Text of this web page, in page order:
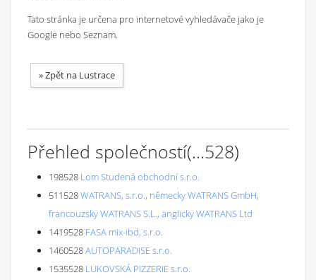
Tato stránka je určena pro internetové vyhledávače jako je
Google nebo Seznam.
»Zpět na Lustrace
Přehled společností(...528)
198528 Lom Studená obchodní s.r.o.
511528WATRANS, s.r.o., německy WATRANS GmbH,
francouzsky WATRANS S.L., anglicky WATRANS Ltd
1419528 FASA mix-ibd, s.r.o.
1460528AUTOPARADISE s.r.o.
1535528 LUKOVSKÁ PIZZERIE s.r.o.